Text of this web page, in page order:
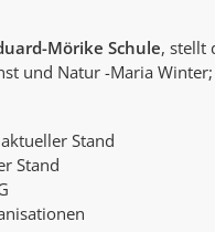
Mörike Schule, stellt
und Natur -Maria
Stand
Stand